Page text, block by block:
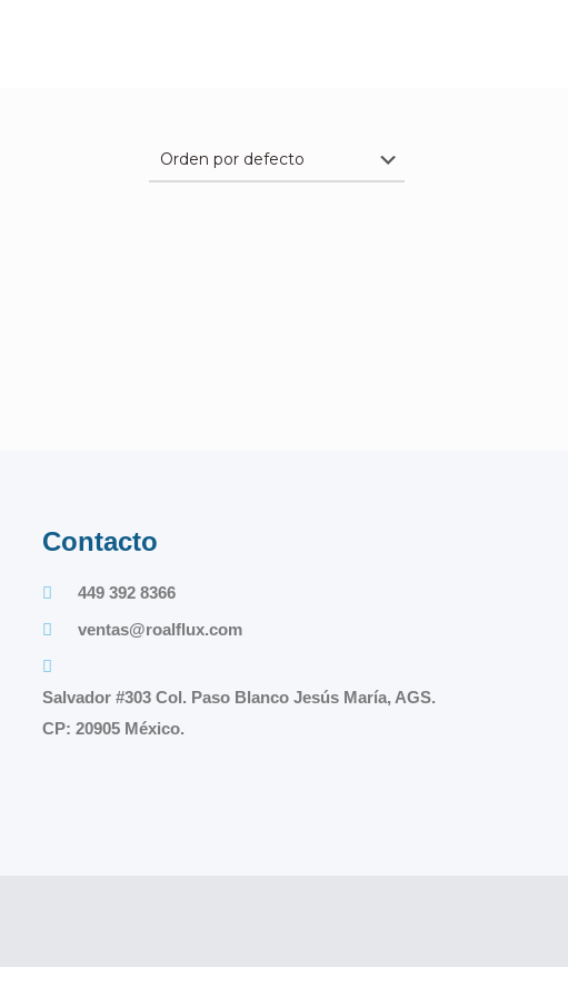
Contacto
449 392 8366
ventas@roalflux.com
Salvador #303 Col. Paso Blanco Jesús María, AGS.
CP: 20905 México.